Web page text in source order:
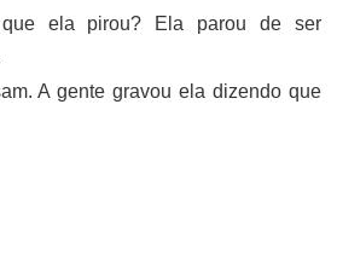
ela pirou? Ela parou de ser
A gente gravou ela dizendo que